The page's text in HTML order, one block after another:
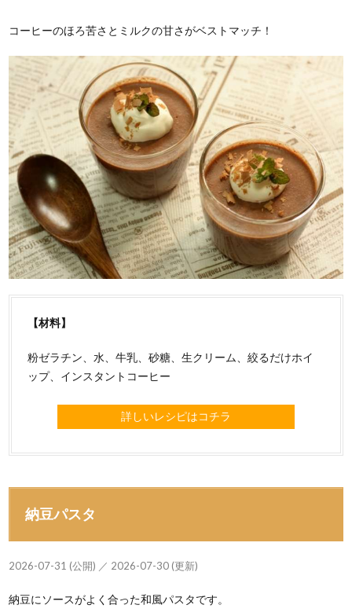
コーヒーのほろ苦さとミルクの甘さがベストマッチ！
【材料】
粉ゼラチン、水、牛乳、砂糖、生クリーム、絞るだけホイ
ップ、インスタントコーヒー
詳しいレシピはコチラ
納豆パスタ
2026-07-31 (公開) ／ 2026-07-30 (更新)
納豆にソースがよく合った和風パスタです。